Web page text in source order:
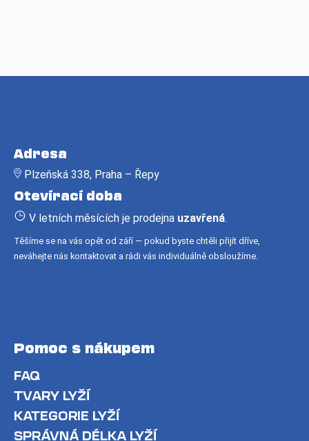
Adresa
Plzeňská 338, Praha – Řepy
Otevírací doba
V letních měsících je prodejna uzavřená.
Těšíme se na vás opět od září — pokud byste chtěli přijít dříve,
neváhejte nás kontaktovat a rádi vás individuálně obsloužíme.
Pomoc s nákupem
FAQ
TVARY LYŽÍ
KATEGORIE LYŽÍ
SPRÁVNÁ DÉLKA LYŽÍ